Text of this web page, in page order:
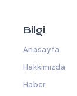
Bilgi
Anasayfa
Hakkımızda
Haber